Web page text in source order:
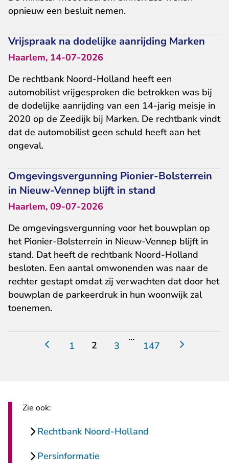
opnieuw een besluit nemen.
Vrijspraak na dodelijke aanrijding Marken
Haarlem, 14-07-2026
De rechtbank Noord-Holland heeft een
automobilist vrijgesproken die betrokken was bij
de dodelijke aanrijding van een 14-jarig meisje in
2020 op de Zeedijk bij Marken. De rechtbank vindt
dat de automobilist geen schuld heeft aan het
ongeval.
Omgevingsvergunning Pionier-Bolsterrein
in Nieuw-Vennep blijft in stand
Haarlem, 09-07-2026
De omgevingsvergunning voor het bouwplan op
het Pionier-Bolsterrein in Nieuw-Vennep blijft in
stand. Dat heeft de rechtbank Noord-Holland
besloten. Een aantal omwonenden was naar de
rechter gestapt omdat zij verwachten dat door het
bouwplan de parkeerdruk in hun woonwijk zal
toenemen.
1 2 3
...
147
Zie ook:
Rechtbank Noord-Holland
Persinformatie